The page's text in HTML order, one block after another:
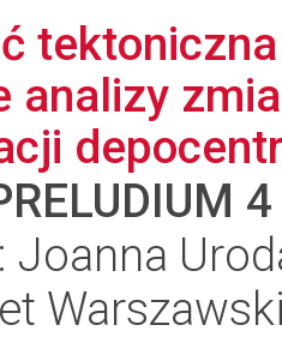
analizy
4
Joanna